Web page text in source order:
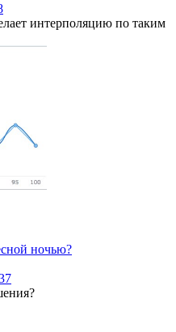
интерполяцию по таким
ночью?